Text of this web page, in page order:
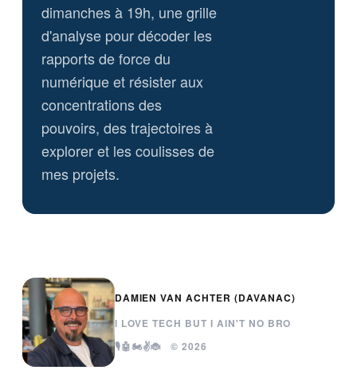
dimanches à 19h, une grille
d'analyse pour décoder les
rapports de force du
numérique et résister aux
concentrations des
pouvoirs, des trajectoires à
explorer et les coulisses de
mes projets.
DAMIEN VAN ACHTER (DAVANAC)
I LOVE TECH BUT I AIN'T NO BRO
🎙️🤖🏍️✌️🐞 © 2026